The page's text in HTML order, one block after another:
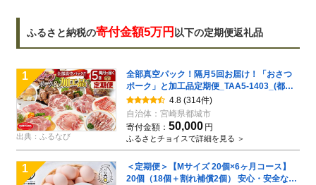
ふるさと納税の寄付金額5万円 以下の定期便返礼品
1
出典：ふるなび
全部真空パック！隔月5回お届け！「おさつ
ポーク」と加工品定期便_TAA5-1403_(都城
市) 小分け 真空 かさばらない ブランドポーク
豚肉 加工品 セット バラエティ豊かにお届け
4.8 (314件)
自治体： 宮崎県都城市
寄付金額： 50,000 円
ふるさとチョイスで詳細を見る ＞
1
＜定期便＞【Mサイズ 20個×6ヶ月コース】
20個（18個＋割れ補償2個） 安心・安全な